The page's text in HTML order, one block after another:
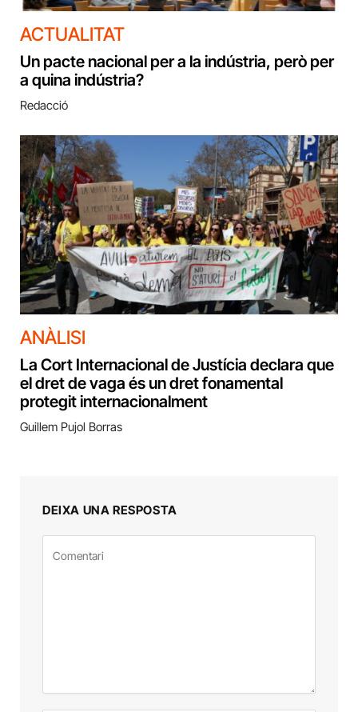
ACTUALITAT
Un pacte nacional per a la indústria, però per
a quina indústria?
Redacció
ANÀLISI
La Cort Internacional de Justícia declara que
el dret de vaga és un dret fonamental
protegit internacionalment
Guillem Pujol Borras
DEIXA UNA RESPOSTA